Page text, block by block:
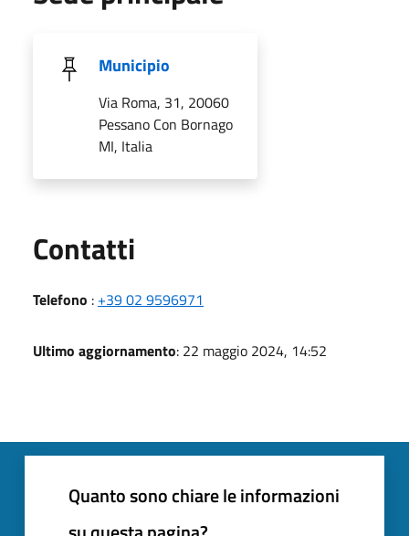
Municipio
Via Roma, 31, 20060
Pessano Con Bornago
MI, Italia
Contatti
Telefono : +39 02 9596971
Ultimo aggiornamento: 22 maggio 2024, 14:52
Quanto sono chiare le informazioni